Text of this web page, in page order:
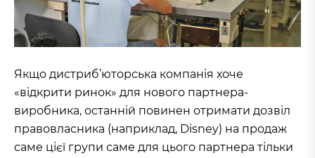
Якщо дистриб’юторська компанія хоче
«відкрити ринок» для нового партнера-
виробника, останній повинен отримати дозвіл
правовласника (наприклад, Disney) на продаж
саме цієї групи саме для цього партнера тільки